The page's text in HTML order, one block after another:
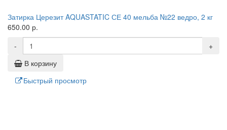
Затирка Церезит AQUASTATIC СЕ 40 мельба №22 ведро, 2 кг
650.00 р.
-
+
В корзину
Быстрый просмотр